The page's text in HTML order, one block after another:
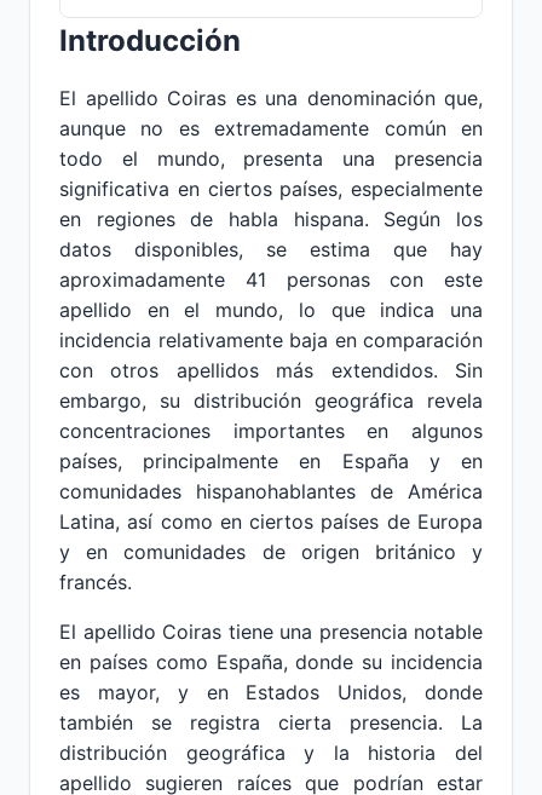
Introducción
El apellido Coiras es una denominación que,
aunque no es extremadamente común en
todo el mundo, presenta una presencia
significativa en ciertos países, especialmente
en regiones de habla hispana. Según los
datos disponibles, se estima que hay
aproximadamente 41 personas con este
apellido en el mundo, lo que indica una
incidencia relativamente baja en comparación
con otros apellidos más extendidos. Sin
embargo, su distribución geográfica revela
concentraciones importantes en algunos
países, principalmente en España y en
comunidades hispanohablantes de América
Latina, así como en ciertos países de Europa
y en comunidades de origen británico y
francés.
El apellido Coiras tiene una presencia notable
en países como España, donde su incidencia
es mayor, y en Estados Unidos, donde
también se registra cierta presencia. La
distribución geográfica y la historia del
apellido sugieren raíces que podrían estar